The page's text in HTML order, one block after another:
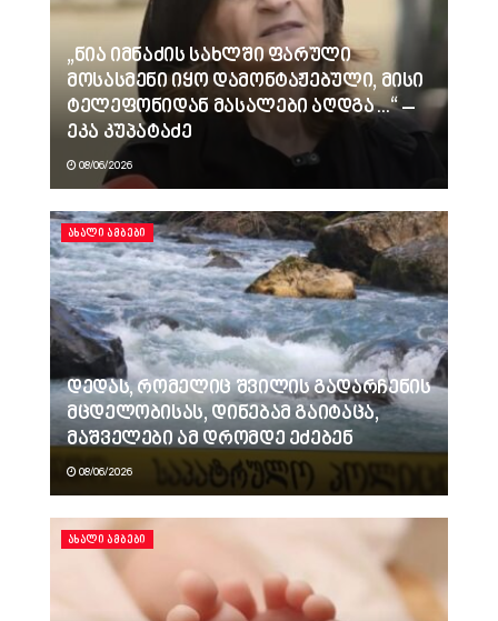
„ნია იმნაძის სახლში ფარული
მოსასმენი იყო დამონტაჟებული, მისი
ტელეფონიდან მასალები აღდგა…“ –
ეკა კუპატაძე
08/06/2026
ᲐᲮᲐᲚᲘ ᲐᲛᲑᲔᲑᲘ
დედას, რომელიც შვილის გადარჩენის
მცდელობისას, დინებამ გაიტაცა,
მაშველები ამ დრომდე ეძებენ
08/06/2026
ᲐᲮᲐᲚᲘ ᲐᲛᲑᲔᲑᲘ